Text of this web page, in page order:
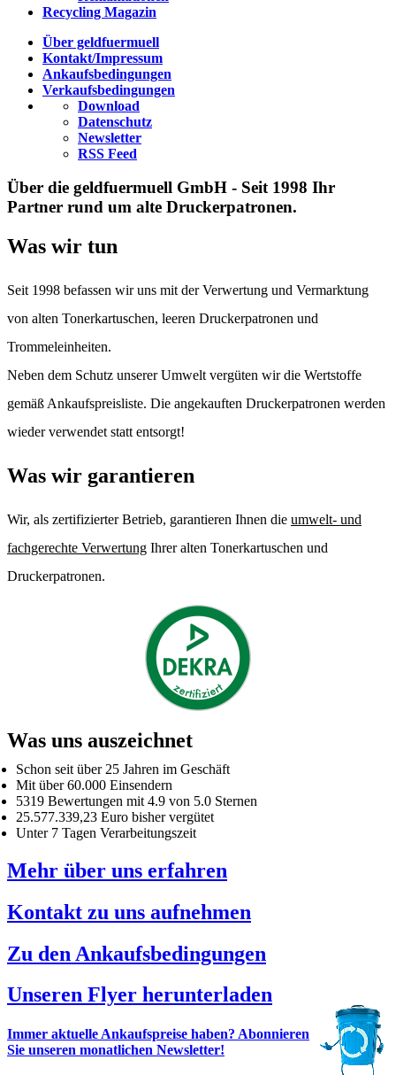
Recycling Magazin
Über geldfuermuell
Kontakt/Impressum
Ankaufsbedingungen
Verkaufsbedingungen
Download
Datenschutz
Newsletter
RSS Feed
Über die geldfuermuell GmbH - Seit 1998 Ihr
Partner rund um alte Druckerpatronen.
Was wir tun
Seit 1998 befassen wir uns mit der Verwertung und Vermarktung
von alten Tonerkartuschen, leeren Druckerpatronen und
Trommeleinheiten.
Neben dem Schutz unserer Umwelt vergüten wir die Wertstoffe
gemäß Ankaufspreisliste. Die angekauften Druckerpatronen werden
wieder verwendet statt entsorgt!
Was wir garantieren
Wir, als zertifizierter Betrieb, garantieren Ihnen die umwelt- und
fachgerechte Verwertung Ihrer alten Tonerkartuschen und
Druckerpatronen.
Was uns auszeichnet
Schon seit über 25 Jahren im Geschäft
Mit über 60.000 Einsendern
5319 Bewertungen mit 4.9 von 5.0 Sternen
25.577.339,23 Euro bisher vergütet
Unter 7 Tagen Verarbeitungszeit
Mehr über uns erfahren
Kontakt zu uns aufnehmen
Zu den Ankaufsbedingungen
Unseren Flyer herunterladen
Immer aktuelle Ankaufspreise haben? Abonnieren
Sie unseren monatlichen Newsletter!